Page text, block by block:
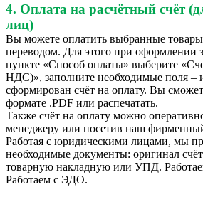
4. Оплата на расчётный счёт
лиц)
Вы можете оплатить выбранные
переводом. Для этого при оформлении
пункте «Способ оплаты» выберите
НДС)», заполните необходимые поля –
сформирован счёт на оплату. Вы
формате .PDF или распечатать.
Также счёт на оплату можно
менеджеру или посетив наш
Работая с юридическими лицами, мы
необходимые документы: оригинал
товарную накладную или УПД.
Работаем с ЭДО.